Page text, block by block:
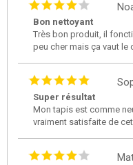
Bon nettoyant
Très bon produit, il
peu cher mais ça vaut le
Super résultat
Mon tapis est comme
vraiment satisfaite de